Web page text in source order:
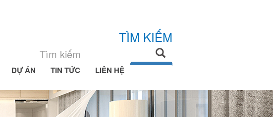
TÌM KIẾM
DỰ ÁN TIN TỨC LIÊN HỆ